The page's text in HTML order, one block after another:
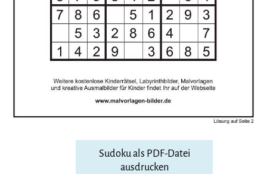
Sudoku als PDF-Datei
ausdrucken